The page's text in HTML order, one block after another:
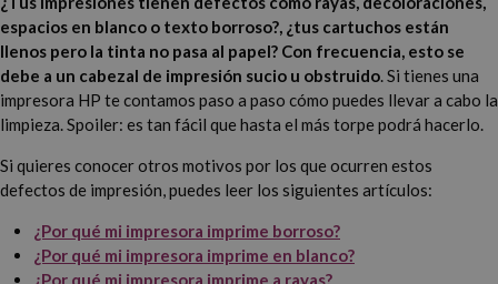
espacios en blanco o texto borroso?, ¿tus cartuchos están
llenos pero la tinta no pasa al papel? Con frecuencia, esto se
debe a un cabezal de impresión sucio u obstruido. Si tienes una
impresora HP te contamos paso a paso cómo puedes llevar a cabo la
limpieza. Spoiler: es tan fácil que hasta el más torpe podrá hacerlo.
Si quieres conocer otros motivos por los que ocurren estos
defectos de impresión, puedes leer los siguientes artículos:
¿Por qué mi impresora imprime borroso?
¿Por qué mi impresora imprime en blanco?
¿Por qué mi impresora imprime a rayas?